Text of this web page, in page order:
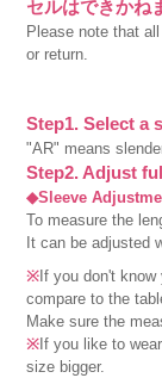
セルはできかね
Please note that
or return.
Step1. Select a
"AR" means
Step2. Adjust
◆Sleeve
To measure the
It can be adjusted
※ If you don't
compare to the
Make sure the
※ If you like to
size bigger.